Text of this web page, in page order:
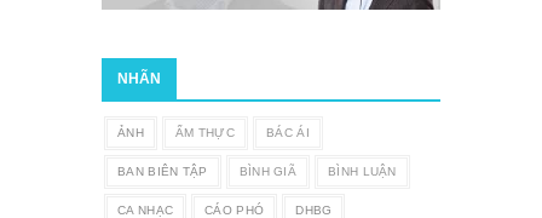
NHÃN
ẢNH ẨM THỰC BÁC ÁI
BAN BIÊN TẬP BÌNH GIÃ BÌNH LUẬN
CA NHẠC CÁO PHÓ DHBG